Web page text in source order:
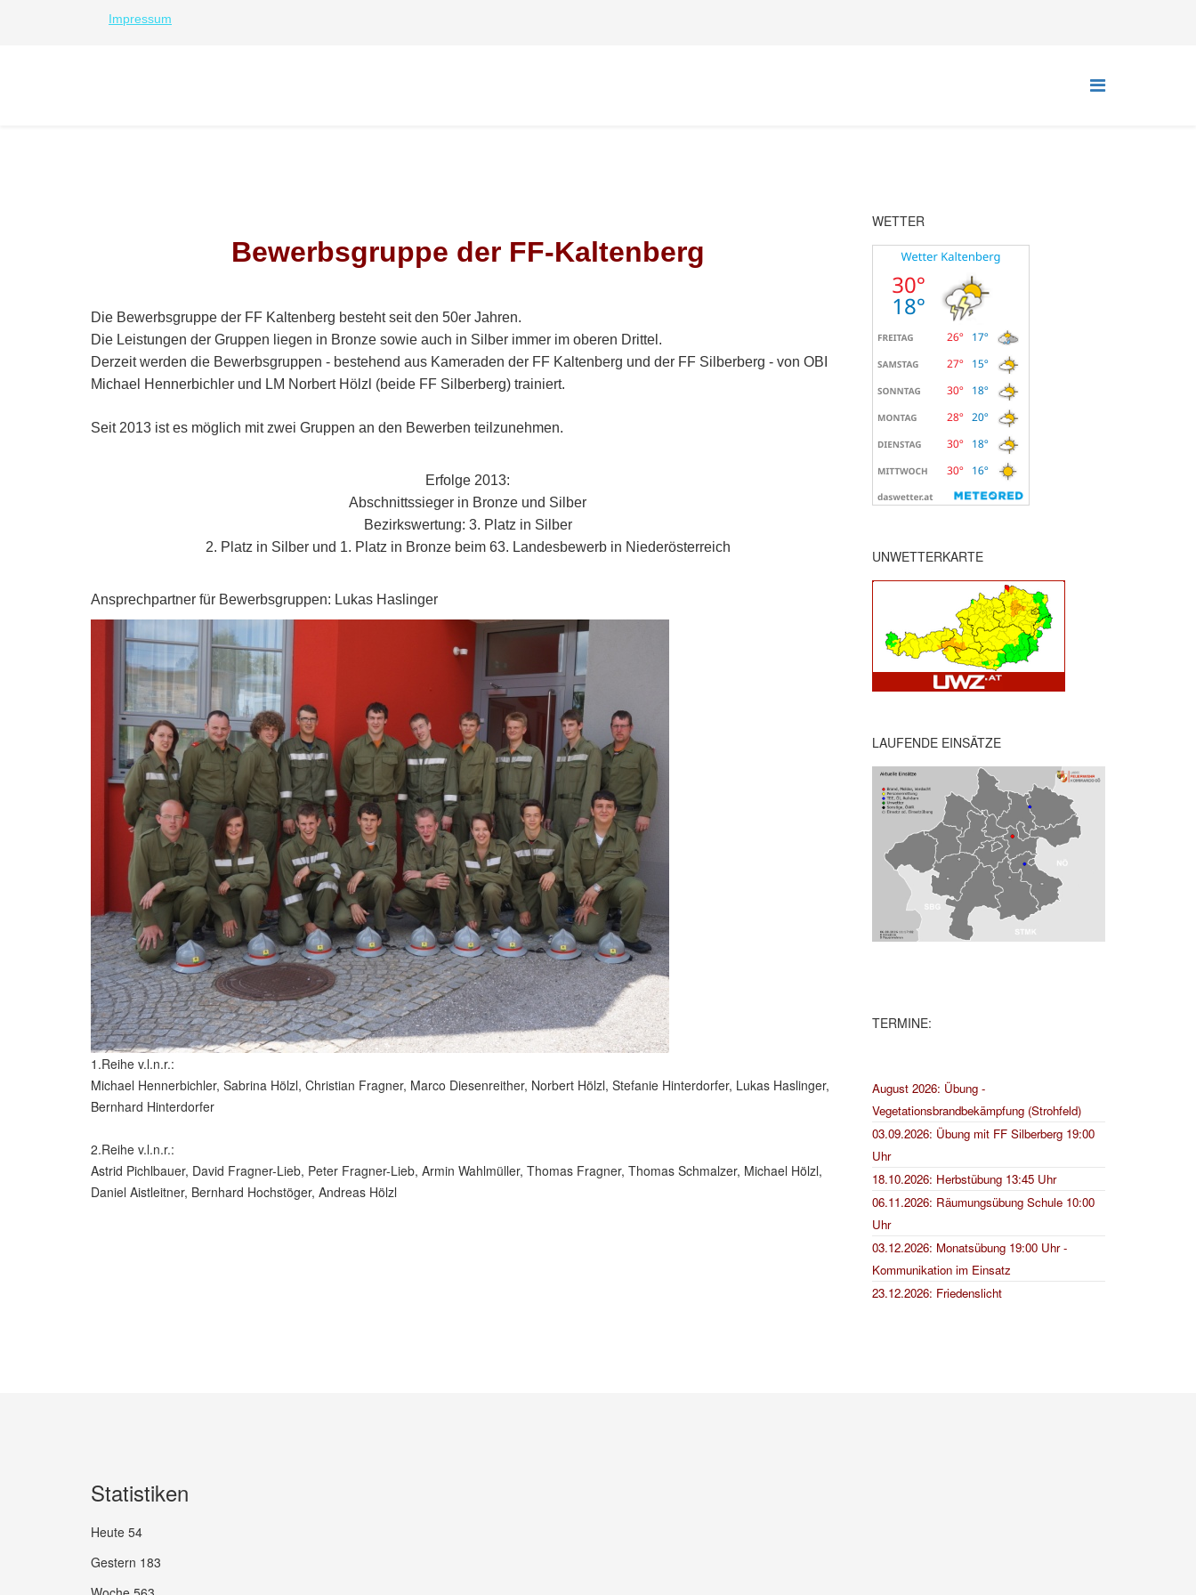
Impressum
Bewerbsgruppe der FF-Kaltenberg
Die Bewerbsgruppe der FF Kaltenberg besteht seit den 50er Jahren.
Die Leistungen der Gruppen liegen in Bronze sowie auch in Silber immer im oberen Drittel.
Derzeit werden die Bewerbsgruppen - bestehend aus Kameraden der FF Kaltenberg und der FF Silberberg - von OBI
Michael Hennerbichler und LM Norbert Hölzl (beide FF Silberberg) trainiert.
Seit 2013 ist es möglich mit zwei Gruppen an den Bewerben teilzunehmen.
Erfolge 2013:
Abschnittssieger in Bronze und Silber
Bezirkswertung: 3. Platz in Silber
2. Platz in Silber und 1. Platz in Bronze beim 63. Landesbewerb in Niederösterreich
Ansprechpartner für Bewerbsgruppen: Lukas Haslinger
1.Reihe v.l.n.r.:
Michael Hennerbichler, Sabrina Hölzl, Christian Fragner, Marco Diesenreither, Norbert Hölzl, Stefanie Hinterdorfer, Lukas Haslinger,
Bernhard Hinterdorfer
2.Reihe v.l.n.r.:
Astrid Pichlbauer, David Fragner-Lieb, Peter Fragner-Lieb, Armin Wahlmüller, Thomas Fragner, Thomas Schmalzer, Michael Hölzl,
Daniel Aistleitner, Bernhard Hochstöger, Andreas Hölzl
WETTER
UNWETTERKARTE
LAUFENDE EINSÄTZE
TERMINE:
August 2026: Übung -
Vegetationsbrandbekämpfung (Strohfeld)
03.09.2026: Übung mit FF Silberberg 19:00
Uhr
18.10.2026: Herbstübung 13:45 Uhr
06.11.2026: Räumungsübung Schule 10:00
Uhr
03.12.2026: Monatsübung 19:00 Uhr -
Kommunikation im Einsatz
23.12.2026: Friedenslicht
Statistiken
Heute 54
Gestern 183